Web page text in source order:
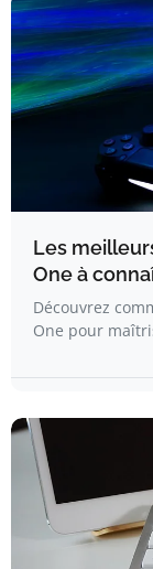
Les
One à
Découvrez
One pour